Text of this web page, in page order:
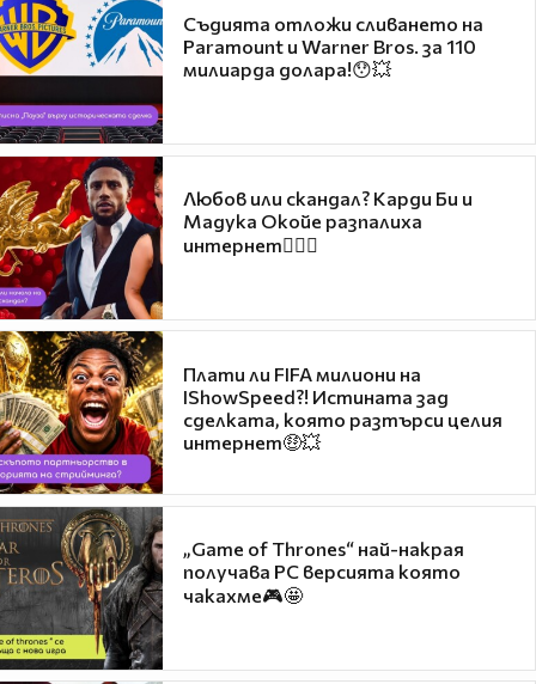
Съдията отложи сливането на
Paramount и Warner Bros. за 110
милиарда долара!😯💥
Любов или скандал? Карди Би и
Мадука Окойе разпалиха
интернет❤️‍🔥🔥
Плати ли FIFA милиони на
IShowSpeed?! Истината зад
сделката, която разтърси целия
интернет🤑💥
„Game of Thrones“ най-накрая
получава PC версията която
чакахме🎮🤩